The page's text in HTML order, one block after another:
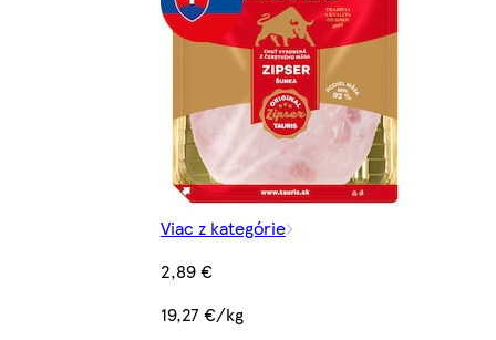
Viac z kategórie
2,89 €
19,27 €/kg